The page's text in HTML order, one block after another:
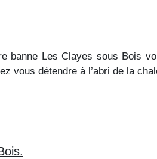
banne Les Clayes sous Bois
vous détendre à l’abri de la